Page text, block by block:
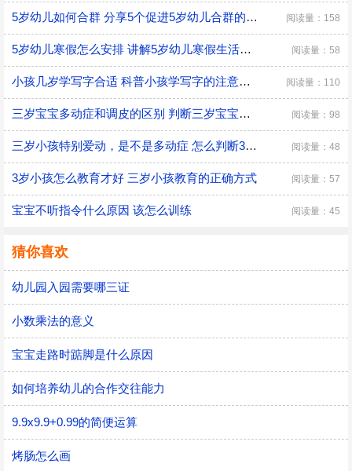
5岁幼儿如何合群 分享5个促进5岁幼儿合群的技巧 阅读量：158
5岁幼儿寒假怎么安排 讲解5岁幼儿寒假生活安排 阅读量：58
小孩几岁学写字合适 科普小孩学写字的注意事项 阅读量：110
三岁宝宝多动症和调皮的区别 判断三岁宝宝是多动症和调皮的方法 阅读量：98
三岁小孩特别爱动，是不是多动症 怎么判断3岁多动症？ 阅读量：48
3岁小孩怎么教育才好 三岁小孩教育的正确方式 阅读量：57
宝宝不听指令什么原因 该怎么训练 阅读量：45
猜你喜欢
幼儿园入园需要哪三证
小数乘法的意义
宝宝走路时踮脚是什么原因
如何培养幼儿的合作交往能力
9.9x9.9+0.99的简便运算
烤肠怎么画